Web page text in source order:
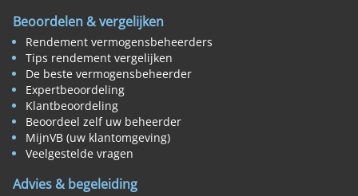
Beoordelen & vergelijken
Rendement vermogensbeheerders
Tips rendement vergelijken
De beste vermogensbeheerder
Expertbeoordeling
Klantbeoordeling
Beoordeel zelf uw beheerder
MijnVB (uw klantomgeving)
Veelgestelde vragen
Advies & begeleiding